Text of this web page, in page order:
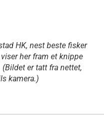
HK, nest beste fisker
her fram et knippe
er tatt fra nettet,
kamera.)